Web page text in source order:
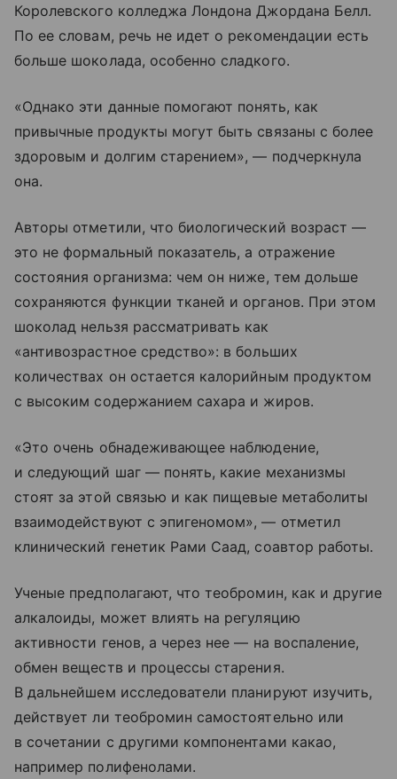
Королевского колледжа Лондона Джордана Белл.
По ее словам, речь не идет о рекомендации есть
больше шоколада, особенно сладкого.
«Однако эти данные помогают понять, как
привычные продукты могут быть связаны с более
здоровым и долгим старением», — подчеркнула
она.
Авторы отметили, что биологический возраст —
это не формальный показатель, а отражение
состояния организма: чем он ниже, тем дольше
сохраняются функции тканей и органов. При этом
шоколад нельзя рассматривать как
«антивозрастное средство»: в больших
количествах он остается калорийным продуктом
с высоким содержанием сахара и жиров.
«Это очень обнадеживающее наблюдение,
и следующий шаг — понять, какие механизмы
стоят за этой связью и как пищевые метаболиты
взаимодействуют с эпигеномом», — отметил
клинический генетик Рами Саад, соавтор работы.
Ученые предполагают, что теобромин, как и другие
алкалоиды, может влиять на регуляцию
активности генов, а через нее — на воспаление,
обмен веществ и процессы старения.
В дальнейшем исследователи планируют изучить,
действует ли теобромин самостоятельно или
в сочетании с другими компонентами какао,
например полифенолами.